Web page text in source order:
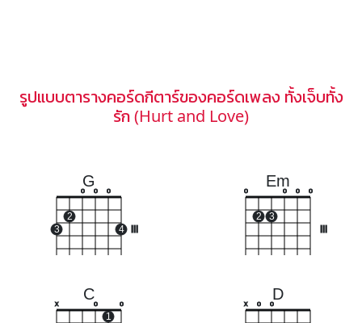
รูปแบบตารางคอร์ดกีตาร์ของคอร์ดเพลง ทั้งเจ็บทั้ง
รัก (Hurt and Love)
G
3
2
o o o
4
Em
o
2 3
o o o
C
x o
1
o
D
x o o